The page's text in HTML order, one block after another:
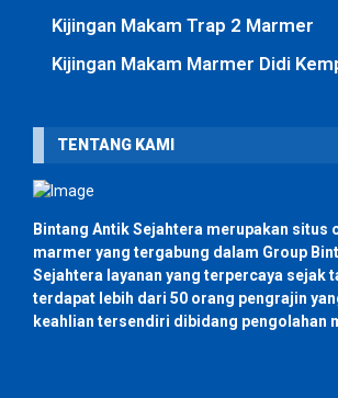
Kijingan Makam Trap 2 Marmer
Kijingan Makam Marmer Didi
TENTANG KAMI
Bintang Antik Sejahtera merupakan situs
marmer yang tergabung dalam Group
Sejahtera layanan yang terpercaya sejak
terdapat lebih dari 50 orang pengrajin
keahlian tersendiri dibidang pengolahan